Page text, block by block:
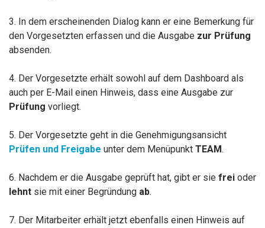
3. In dem erscheinenden Dialog kann er eine Bemerkung für
den Vorgesetzten erfassen und die Ausgabe zur Prüfung
absenden.
4. Der Vorgesetzte erhält sowohl auf dem Dashboard als
auch per E-Mail einen Hinweis, dass eine Ausgabe zur
Prüfung vorliegt.
5. Der Vorgesetzte geht in die Genehmigungsansicht
Prüfen und Freigabe unter dem Menüpunkt TEAM.
6. Nachdem er die Ausgabe geprüft hat, gibt er sie frei oder
lehnt sie mit einer Begründung ab.
7. Der Mitarbeiter erhält jetzt ebenfalls einen Hinweis auf